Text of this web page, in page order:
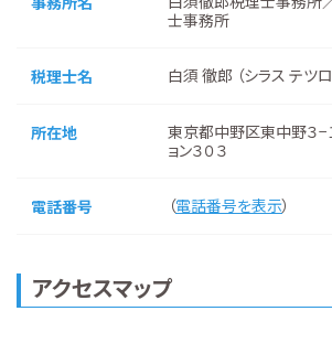
士事務所
税理士名 白須 徹郎 （シラス テツロ
所在地
東京都中野区東中野３
ョン３０３
電話番号 （電話番号を表示）
アクセスマップ